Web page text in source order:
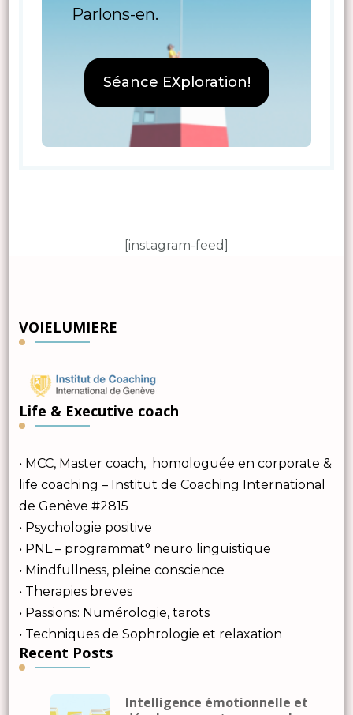
Parlons-en.
Séance EXploration!
[instagram-feed]
VOIELUMIERE
Life & Executive coach
• MCC, Master coach, homologuée en corporate &
life coaching – Institut de Coaching International
de Genève #2815
• Psychologie positive
• PNL – programmat° neuro linguistique
• Mindfullness, pleine conscience
• Therapies breves
• Passions: Numérologie, tarots
• Techniques de Sophrologie et relaxation
Recent Posts
Intelligence émotionnelle et